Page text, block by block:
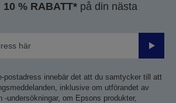
10 % RABATT* på din nästa
Skicka
postadress innebär det att du samtycker till att
inklusive om utförandet av
-undersökningar, om Epsons produkter,